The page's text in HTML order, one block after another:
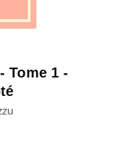
Tome 1 -